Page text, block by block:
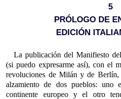
5
PRÓLOGO DE
EDICIÓN
La publicación del Manifiesto
(si puedo expresarme así), con el
revoluciones de Milán y de Berlín,
alzamiento de dos pueblos: uno
continente europeo y el otro